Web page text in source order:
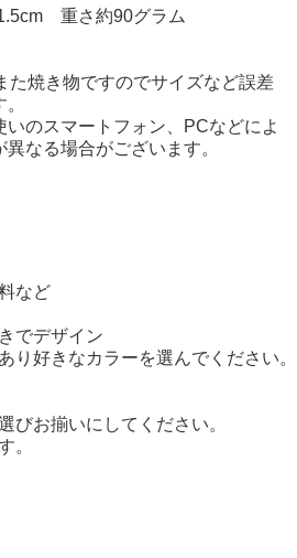
重さ約90グラム
た焼き物ですのでサイズなど誤差
のスマートフォン、PCなどによ
なる場合がございます。
など
でデザイン
り好きなカラーを選んでください。
びお揃いにしてください。
。